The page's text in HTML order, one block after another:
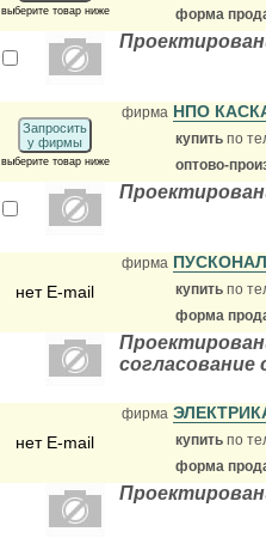
выберите товар ниже
форма
Запросить
у фирмы
выберите товар ниже
фирма НПО
купить по
оптово-
нет E-mail
фирма
купить по
форма
согласование
нет E-mail
фирма
купить по
форма